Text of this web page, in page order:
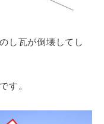
し瓦が倒壊してし
す。